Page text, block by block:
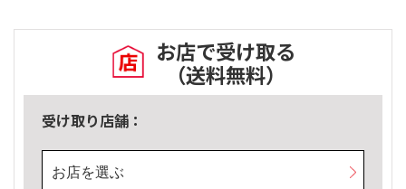
お店で受け取る
（送料無料）
受け取り店舗：
お店を選ぶ